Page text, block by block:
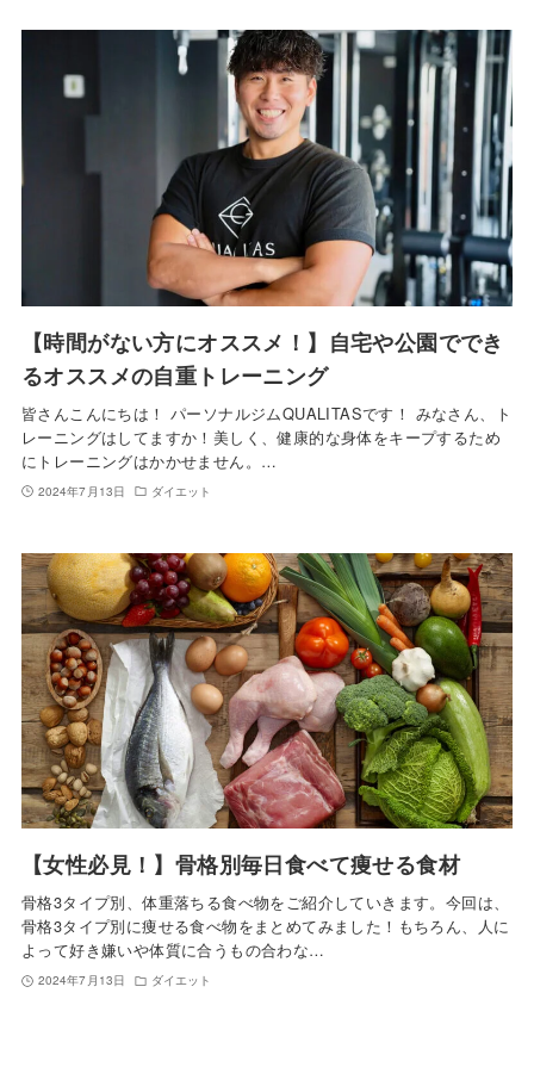
【時間がない方にオススメ！】自宅や公園ででき
るオススメの自重トレーニング
皆さんこんにちは！ パーソナルジムQUALITASです！ みなさん、ト
レーニングはしてますか！美しく、健康的な身体をキープするため
にトレーニングはかかせません。…
2024年7月13日 ダイエット
【女性必見！】骨格別毎日食べて痩せる食材
骨格3タイプ別、体重落ちる食べ物をご紹介していきます。今回は、
骨格3タイプ別に痩せる食べ物をまとめてみました！もちろん、人に
よって好き嫌いや体質に合うもの合わな…
2024年7月13日 ダイエット